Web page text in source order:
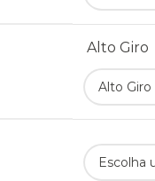
Alto Giro